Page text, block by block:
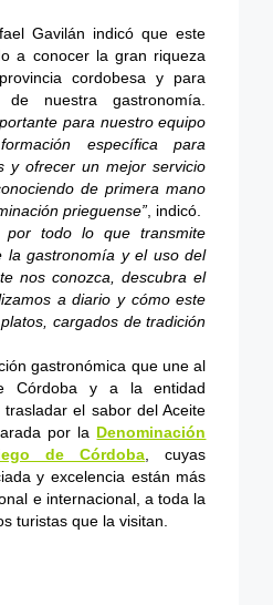
Gavilán indicó que este
a conocer la gran riqueza
cordobesa y para
nuestra gastronomía.
para nuestro equipo
específica para
y ofrecer un mejor servicio
de primera mano
prieguense” , indicó.
todo lo que transmite
la gastronomía y el uso del
nos conozca, descubra el
a diario y cómo este
cargados de tradición
gastronómica que une al
Córdoba y a la entidad
el sabor del Aceite
por la Denominación
de Córdoba , cuyas
y excelencia están más
e internacional, a toda la
turistas que la visitan.